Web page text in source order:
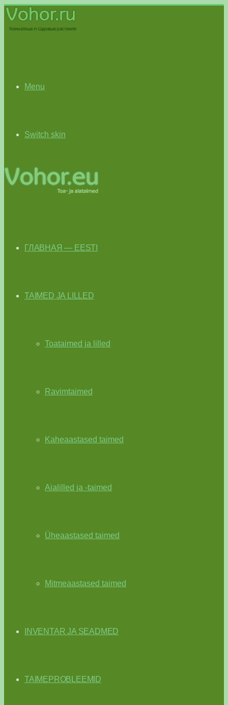
Menu
Switch skin
ГЛАВНАЯ — EESTI
TAIMED JA LILLED
Toataimed ja lilled
Ravimtaimed
Kaheaastased taimed
Aialilled ja -taimed
Üheaastased taimed
Mitmeaastased taimed
INVENTAR JA SEADMED
TAIMEPROBLEEMID